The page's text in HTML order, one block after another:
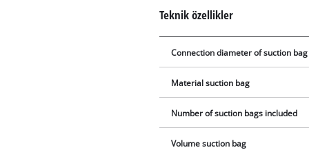
Teknik özellikler
Connection diameter of suction bag
Material suction bag
Number of suction bags included
Volume suction bag